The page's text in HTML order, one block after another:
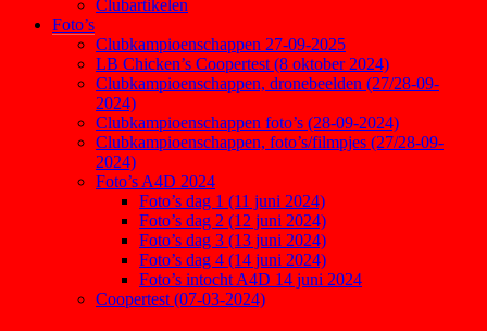
Clubartikelen
Foto’s
Clubkampioenschappen 27-09-2025
LB Chicken’s Coopertest (8 oktober 2024)
Clubkampioenschappen, dronebeelden (27/28-09-
2024)
Clubkampioenschappen foto’s (28-09-2024)
Clubkampioenschappen, foto’s/filmpjes (27/28-09-
2024)
Foto’s A4D 2024
Foto’s dag 1 (11 juni 2024)
Foto’s dag 2 (12 juni 2024)
Foto’s dag 3 (13 juni 2024)
Foto’s dag 4 (14 juni 2024)
Foto’s intocht A4D 14 juni 2024
Coopertest (07-03-2024)